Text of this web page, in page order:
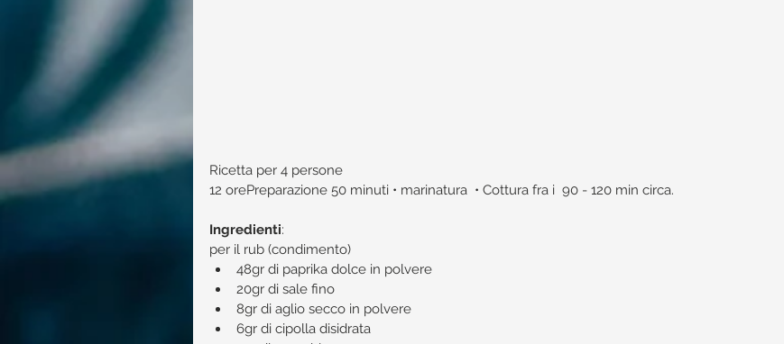
Ricetta per 4 persone
12 orePreparazione 50 minuti • marinatura  • Cottura fra i  90 - 120 min circa.
Ingredienti:​
per il rub (condimento)
48gr di paprika dolce in polvere
20gr di sale fino
8gr di aglio secco in polvere
6gr di cipolla disidrata